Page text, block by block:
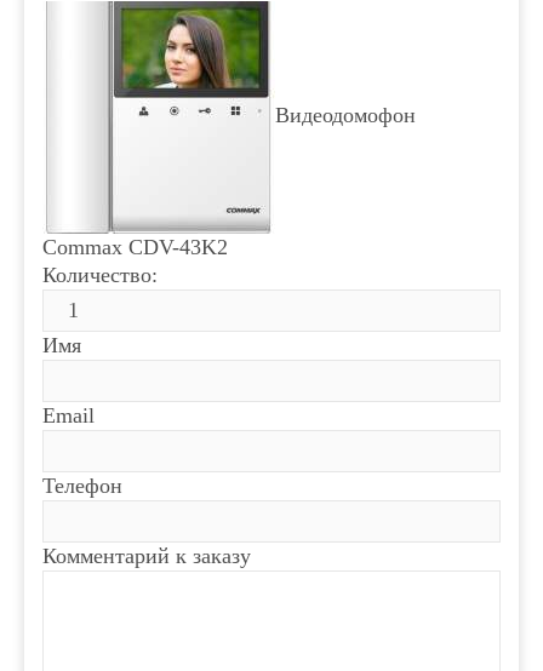
Видеодомофон
Commax CDV-43K2
Количество:
Имя
Email
Телефон
Комментарий к заказу